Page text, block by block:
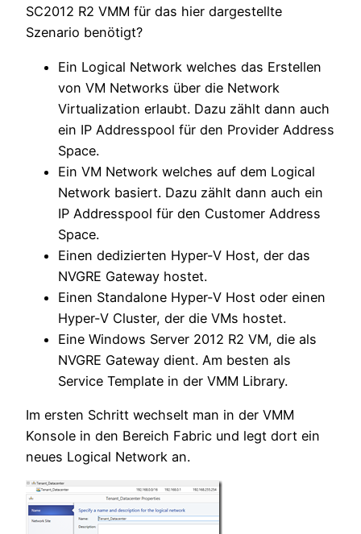
SC2012 R2 VMM für das hier dargestellte
Szenario benötigt?
Ein Logical Network welches das Erstellen
von VM Networks über die Network
Virtualization erlaubt. Dazu zählt dann auch
ein IP Addresspool für den Provider Address
Space.
Ein VM Network welches auf dem Logical
Network basiert. Dazu zählt dann auch ein
IP Addresspool für den Customer Address
Space.
Einen dedizierten Hyper-V Host, der das
NVGRE Gateway hostet.
Einen Standalone Hyper-V Host oder einen
Hyper-V Cluster, der die VMs hostet.
Eine Windows Server 2012 R2 VM, die als
NVGRE Gateway dient. Am besten als
Service Template in der VMM Library.
Im ersten Schritt wechselt man in der VMM
Konsole in den Bereich Fabric und legt dort ein
neues Logical Network an.